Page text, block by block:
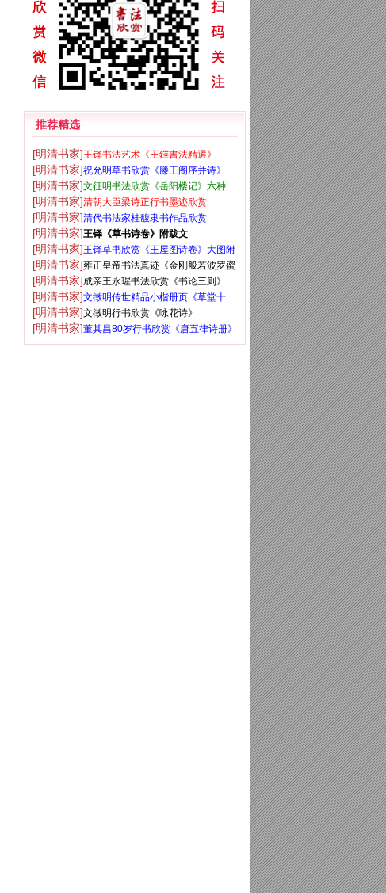
推荐精选
[明清书家]王铎书法艺术《王鐸書法精選》
[明清书家]祝允明草书欣赏《滕王阁序并诗》
[明清书家]文征明书法欣赏《岳阳楼记》六种
[明清书家]清朝大臣梁诗正行书墨迹欣赏
[明清书家]清代书法家桂馥隶书作品欣赏
[明清书家]王铎《草书诗卷》附跋文
[明清书家]王铎草书欣赏《王屋图诗卷》大图附
释文
[明清书家]雍正皇帝书法真迹《金刚般若波罗蜜
经》
[明清书家]成亲王永瑆书法欣赏《书论三则》
[明清书家]文徵明传世精品小楷册页《草堂十
志》
[明清书家]文徵明行书欣赏《咏花诗》
[明清书家]董其昌80岁行书欣赏《唐五律诗册》